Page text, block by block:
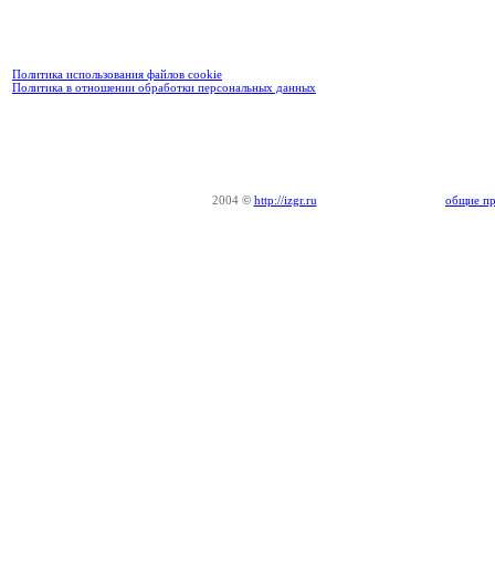
Политика использования файлов cookie
Политика в отношении обработки персональных данных
2004 © http://izgr.ru общие